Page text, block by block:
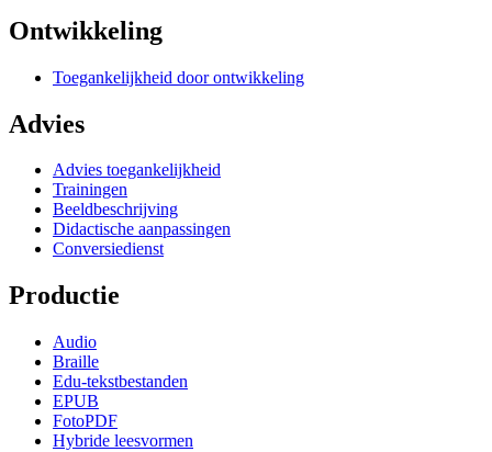
Ontwikkeling
Toegankelijkheid door ontwikkeling
Advies
Advies toegankelijkheid
Trainingen
Beeldbeschrijving
Didactische aanpassingen
Conversiedienst
Productie
Audio
Braille
Edu-tekstbestanden
EPUB
FotoPDF
Hybride leesvormen